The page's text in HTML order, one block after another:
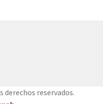
derechos reservados.